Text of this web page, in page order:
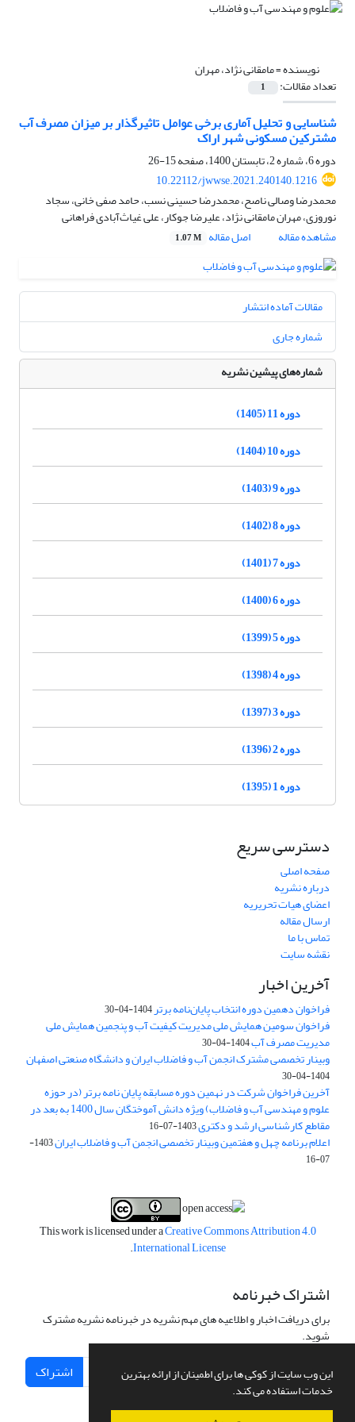
این وب سایت از کوکی ها برای اطمینان از ارائه بهترین
خدمات استفاده می کند.
نویسنده =مامقانی نژاد، مهران
تعداد مقالات: 1
شناسایی و تحلیل آماری برخی عوامل تاثیرگذار بر میزان مصرف آب
مشترکین مسکونی شهر اراک
دوره 6، شماره 2، تابستان 1400، صفحه
15-26
10.22112/jwwse.2021.240140.1216
محمدرضا وصالی ناصح، محمدرضا حسینی نسب، حامد صفی خانی، سجاد
نوروزی، مهران مامقانی نژاد، علیرضا جوکار، علی غیاث‌آبادی فراهانی
مشاهده مقاله
اصل مقاله 1.07 M
مقالات آماده انتشار
شماره جاری
شماره‌های پیشین نشریه
دوره 11 (1405)
دوره 10 (1404)
دوره 9 (1403)
دوره 8 (1402)
دوره 7 (1401)
دوره 6 (1400)
دوره 5 (1399)
دوره 4 (1398)
دوره 3 (1397)
دوره 2 (1396)
دوره 1 (1395)
دسترسی سریع
صفحه اصلی
درباره نشریه
اعضای هیات تحریریه
ارسال مقاله
تماس با ما
نقشه سایت
آخرین اخبار
فراخوان دهمین دوره انتخاب پایان‌نامه برتر1404-04-30
فراخوان سومین همایش ملی مدیریت کیفیت آب و پنجمین همایش ملی
مدیریت مصرف آب1404-04-30
وبینار تخصصی مشترک انجمن آب و فاضلاب ایران و دانشگاه صنعتی اصفهان
1404-04-30
آخرین فراخوان شرکت در نهمین دوره مسابقه پایان نامه برتر (در حوزه
علوم و مهندسی آب و فاضلاب) ویژه دانش آموختگان سال 1400 به بعد در
مقاطع کارشناسی ارشد و دکتری1403-07-16
اعلام برنامه چهل و هفتمین وبینار تخصصی انجمن آب و فاضلاب ایران
1403-
07-16
This work is licensed under aCreative Commons Attribution 4.0
International License
.
اشتراک خبرنامه
برای دریافت اخبار و اطلاعیه های مهم نشریه در خبرنامه نشریه مشترک
شوید.
اشتراک